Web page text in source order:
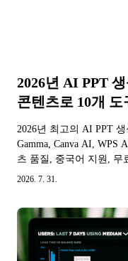
2026년 AI PPT
콘텐츠로 10개 도
2026년 최고의 AI PPT
Gamma, Canva AI, WPS
츠 품질, 중국어 지원, 무
리오별 추천과 가격표 포
2026. 7. 31.